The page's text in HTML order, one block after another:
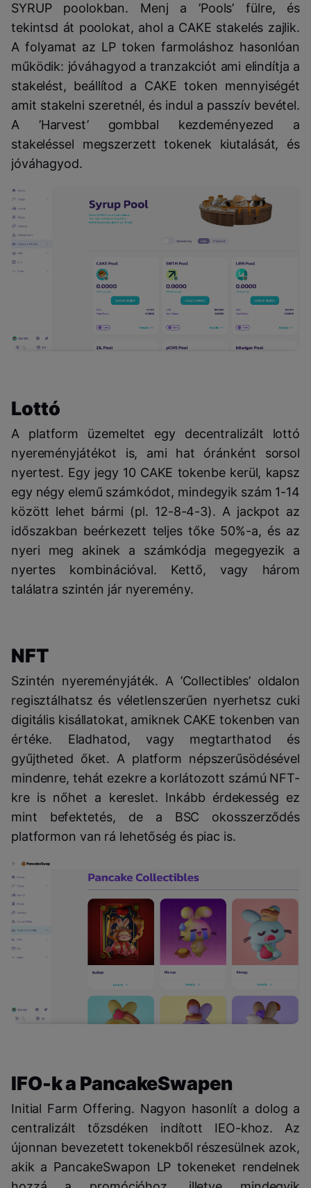
SYRUP poolokban. Menj a ’Pools’ fülre, és
tekintsd át poolokat, ahol a CAKE stakelés zajlik.
A folyamat az LP token farmoláshoz hasonlóan
működik: jóváhagyod a tranzakciót ami elindítja a
stakelést, beállítod a CAKE token mennyiségét
amit stakelni szeretnél, és indul a passzív bevétel.
A ’Harvest’ gombbal kezdeményezed a
stakeléssel megszerzett tokenek kiutalását, és
jóváhagyod.
Lottó
A platform üzemeltet egy decentralizált lottó
nyereményjátékot is, ami hat óránként sorsol
nyertest. Egy jegy 10 CAKE tokenbe kerül, kapsz
egy négy elemű számkódot, mindegyik szám 1-14
között lehet bármi (pl. 12-8-4-3). A jackpot az
időszakban beérkezett teljes tőke 50%-a, és az
nyeri meg akinek a számkódja megegyezik a
nyertes kombinációval. Kettő, vagy három
találatra szintén jár nyeremény.
NFT
Szintén nyereményjáték. A ’Collectibles’ oldalon
regisztálhatsz és véletlenszerűen nyerhetsz cuki
digitális kisállatokat, amiknek CAKE tokenben van
értéke. Eladhatod, vagy megtarthatod és
gyűjtheted őket. A platform népszerűsödésével
mindenre, tehát ezekre a korlátozott számú NFT-
kre is nőhet a kereslet. Inkább érdekesség ez
mint befektetés, de a BSC okosszerződés
platformon van rá lehetőség és piac is.
IFO-k a PancakeSwapen
Initial Farm Offering. Nagyon hasonlít a dolog a
centralizált tőzsdéken indított IEO-khoz. Az
újonnan bevezetett tokenekből részesülnek azok,
akik a PancakeSwapon LP tokeneket rendelnek